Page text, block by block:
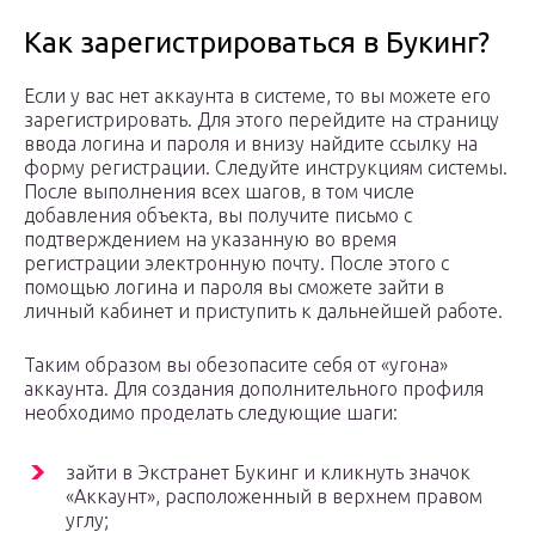
Как зарегистрироваться в Букинг?
Если у вас нет аккаунта в системе, то вы можете его
зарегистрировать. Для этого перейдите на страницу
ввода логина и пароля и внизу найдите ссылку на
форму регистрации. Следуйте инструкциям системы.
После выполнения всех шагов, в том числе
добавления объекта, вы получите письмо с
подтверждением на указанную во время
регистрации электронную почту. После этого с
помощью логина и пароля вы сможете зайти в
личный кабинет и приступить к дальнейшей работе.
Таким образом вы обезопасите себя от «угона»
аккаунта. Для создания дополнительного профиля
необходимо проделать следующие шаги:
зайти в Экстранет Букинг и кликнуть значок
«Аккаунт», расположенный в верхнем правом
углу;